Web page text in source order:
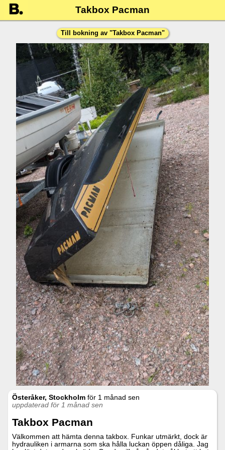
Takbox Pacman
Till bokning av "Takbox Pacman"
Österåker, Stockholm för 1 månad sen
uppdaterad för 1 månad sen
Takbox Pacman
Välkommen att hämta denna takbox. Funkar utmärkt, dock är
hydrauliken i armarna som ska hålla luckan öppen dåliga. Jag